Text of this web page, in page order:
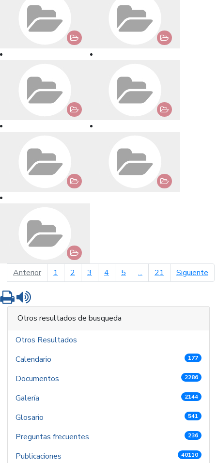
Anteriorpágina anterior
1 2 3 4 5 ... 21 Siguiente
Imprimir
Otros resultados de busqueda
Otros Resultados
Calendario
177
Documentos 2286
Galería 2144
Glosario 541
Preguntas frecuentes 236
Publicaciones 40110